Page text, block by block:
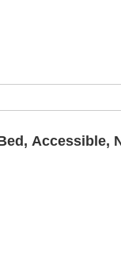
Accessible,